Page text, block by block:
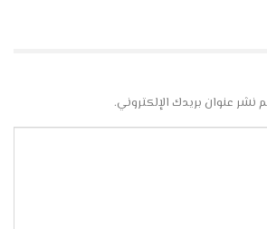
نشر عنوان بريدك الإلكتروني.